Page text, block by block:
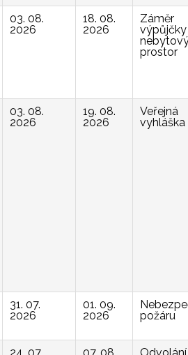
03. 08.
2026
18. 08.
2026
Záměr
výpůjčky
prostor
03. 08.
2026
19. 08.
2026
Veřejná
vyhláška
31. 07.
2026
01. 09.
2026
požáru